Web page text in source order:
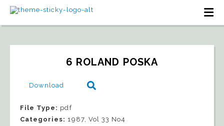
6 ROLAND POSKA
Download
File Type: pdf
Categories: 1987, Vol 33 No4